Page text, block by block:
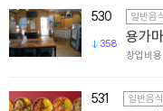
530
358
일반음
용가
창업비
531 일반음